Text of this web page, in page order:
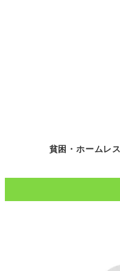
貧困・ホームレス